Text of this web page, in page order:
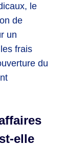
le
de
un
frais
du
elle